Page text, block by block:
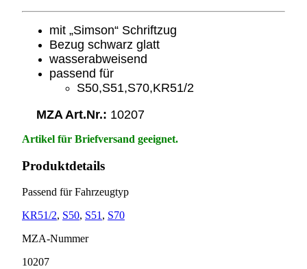
mit „Simson“ Schriftzug
Bezug schwarz glatt
wasserabweisend
passend für
S50,S51,S70,KR51/2
MZA Art.Nr.: 10207
Artikel für Briefversand geeignet.
Produktdetails
Passend für Fahrzeugtyp
KR51/2, S50, S51 , S70
MZA-Nummer
10207